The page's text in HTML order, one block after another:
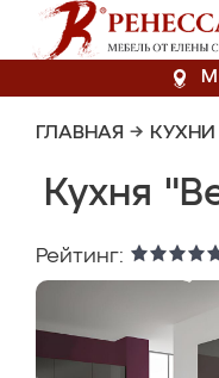
ГЛАВНАЯ → КУХНИ
Кухня
Рейтинг: